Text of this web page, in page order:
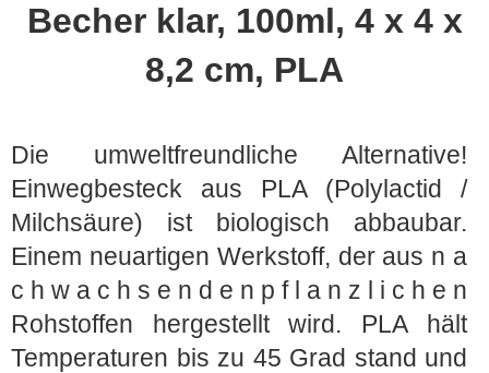
Becher klar, 100ml, 4 x 4 x
8,2 cm, PLA
Die umweltfreundliche Alternative!
Einwegbesteck aus PLA (Polylactid /
Milchsäure) ist biologisch abbaubar.
Einem neuartigen Werkstoff, der aus n a
c h w a c h s e n d e n p f l a n z l i c h e n
Rohstoffen hergestellt wird. PLA hält
Temperaturen bis zu 45 Grad stand und